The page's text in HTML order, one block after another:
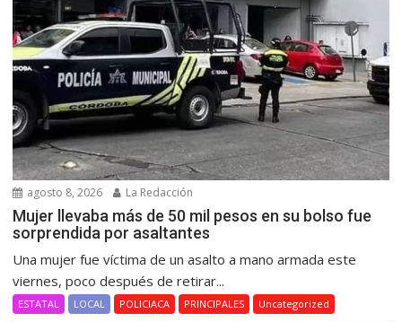
agosto 8, 2026 La Redacción
Mujer llevaba más de 50 mil pesos en su bolso fue
sorprendida por asaltantes
Una mujer fue víctima de un asalto a mano armada este
viernes, poco después de retirar...
ESTATAL LOCAL POLICIACA PRINCIPALES Uncategorized